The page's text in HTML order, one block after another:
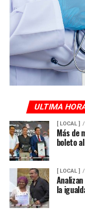
ULTIMA
[ LOCAL ]
Más de
boleto
[ LOCAL ]
la